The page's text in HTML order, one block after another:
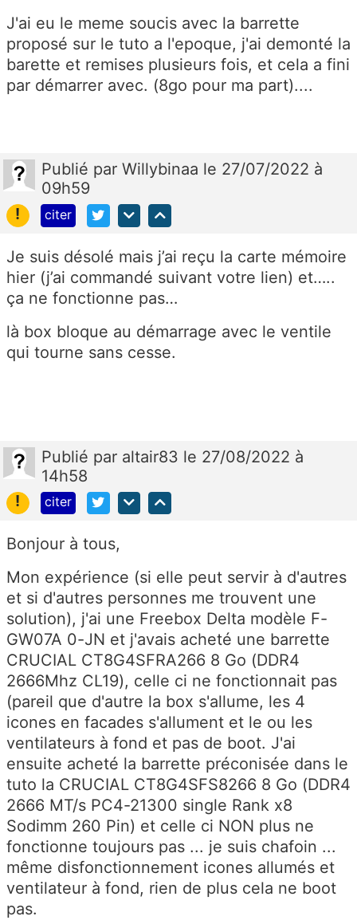
J'ai eu le meme soucis avec la barrette
proposé sur le tuto a l'epoque, j'ai demonté la
barette et remises plusieurs fois, et cela a fini
par démarrer avec. (8go pour ma part)....
Publié par Willybinaa le 27/07/2022 à
09h59
!
citer
Je suis désolé mais j’ai reçu la carte mémoire
hier (j’ai commandé suivant votre lien) et…..
ça ne fonctionne pas…
là box bloque au démarrage avec le ventile
qui tourne sans cesse.
Publié par altair83 le 27/08/2022 à
14h58
!
citer
Bonjour à tous,
Mon expérience (si elle peut servir à d'autres
et si d'autres personnes me trouvent une
solution), j'ai une Freebox Delta modèle F-
GW07A 0-JN et j'avais acheté une barrette
CRUCIAL CT8G4SFRA266 8 Go (DDR4
2666Mhz CL19), celle ci ne fonctionnait pas
(pareil que d'autre la box s'allume, les 4
icones en facades s'allument et le ou les
ventilateurs à fond et pas de boot. J'ai
ensuite acheté la barrette préconisée dans le
tuto la CRUCIAL CT8G4SFS8266 8 Go (DDR4
2666 MT/s PC4-21300 single Rank x8
Sodimm 260 Pin) et celle ci NON plus ne
fonctionne toujours pas ... je suis chafoin ...
même disfonctionnement icones allumés et
ventilateur à fond, rien de plus cela ne boot
pas.